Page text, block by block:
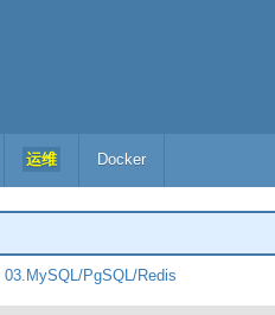
运维 Docker
03.MySQL/PgSQL/Redis